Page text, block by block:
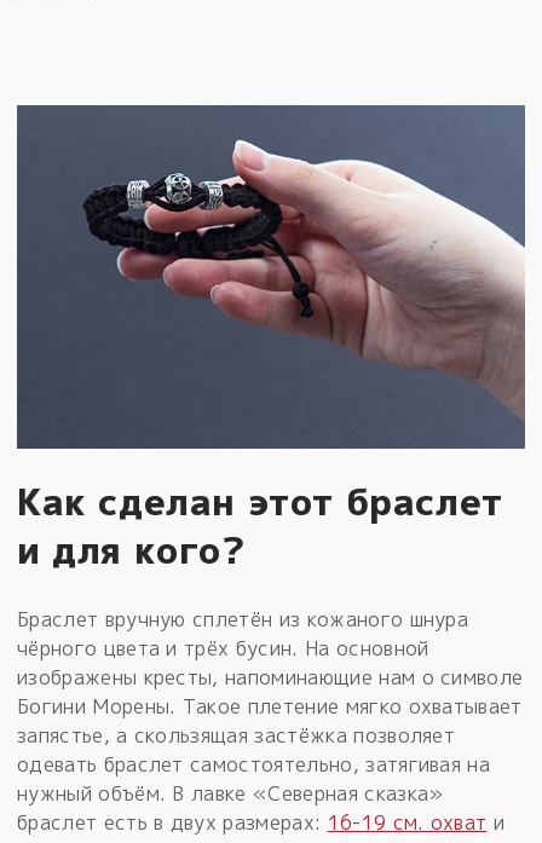
Как сделан этот браслет
и для кого?
Браслет вручную сплетён из кожаного шнура
чёрного цвета и трёх бусин. На основной
изображены кресты, напоминающие нам о символе
Богини Морены. Такое плетение мягко охватывает
запястье, а скользящая застёжка позволяет
одевать браслет самостоятельно, затягивая на
нужный объём. В лавке «Северная сказка»
браслет есть в двух размерах: 16-19 см. охват и